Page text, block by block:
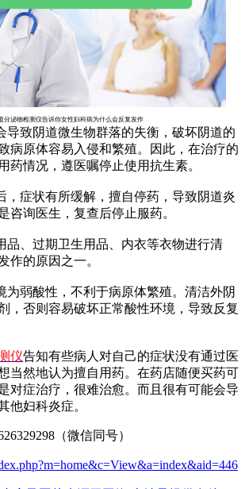
分泌物检测仪告诉你女性妇科病为什么会反复发作
致阴道微生物群落的失衡，破坏阴道的
病原体容易入侵和繁殖。因此，在治疗的
药情况，遵医嘱停止使用抗生素。
，症状有所缓解，擅自停药，导致阴道炎
咨询医生，复查后停止服药。
品、过期卫生用品、内衣等衣物进行清
作的原因之一。
为弱酸性，不利于病原体繁殖。清洁外阴
，否则容易破坏正常酸性环境，导致反复
仪告知有些病人对自己的症状没有通过医
当然地认为擅自用药。在药店随便买药可
对症治疗，很难治愈。而且很有可能会导
他妇科炎症。
（微信同号）